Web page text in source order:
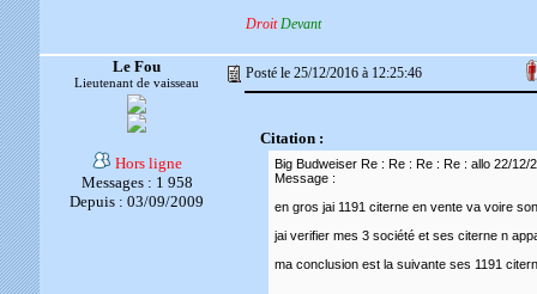
Droit Devant
Le Fou
Lieutenant de vaisseau
Posté le 25/12/2016 à 12:25:46
Hors ligne
Messages : 1 958
Depuis : 03/09/2009
Citation :
Big Budweiser Re : Re : Re : Re : allo 22/12/
Message :
en gros jai 1191 citerne en vente va voire
jai verifier mes 3 société et ses citerne n
ma conclusion est la suivante ses 1191